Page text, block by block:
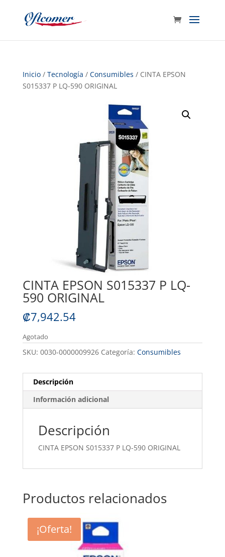
Inicio/ Tecnología / Consumibles / CINTA EPSON
S015337 P LQ-590 ORIGINAL
CINTA EPSON S015337 P LQ-
590 ORIGINAL
₡7,942.54
Agotado
SKU: 0030-0000009926 Categoría: Consumibles
Descripción
Información adicional
Descripción
CINTA EPSON S015337 P LQ-590 ORIGINAL
Productos relacionados
¡Oferta!